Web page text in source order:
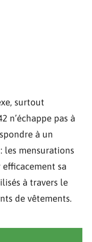
surtout
n’échappe pas à
à un
les mensurations
sa
à travers le
de vêtements.